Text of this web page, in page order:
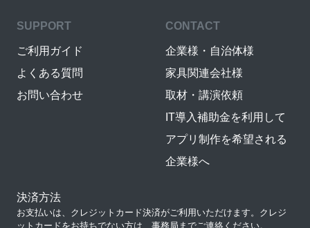
SUPPORT
ご利用ガイド
よくある質問
お問い合わせ
CONTACT
企業様・自治体様
家具関連会社様
取材・講演依頼
IT導入補助金を利用して
アプリ制作を希望される
企業様へ
決済方法
お支払いは、クレジットカード決済がご利用いただけます。クレジ
ットカードをお持ちでない方は、事務局までご連絡ください。